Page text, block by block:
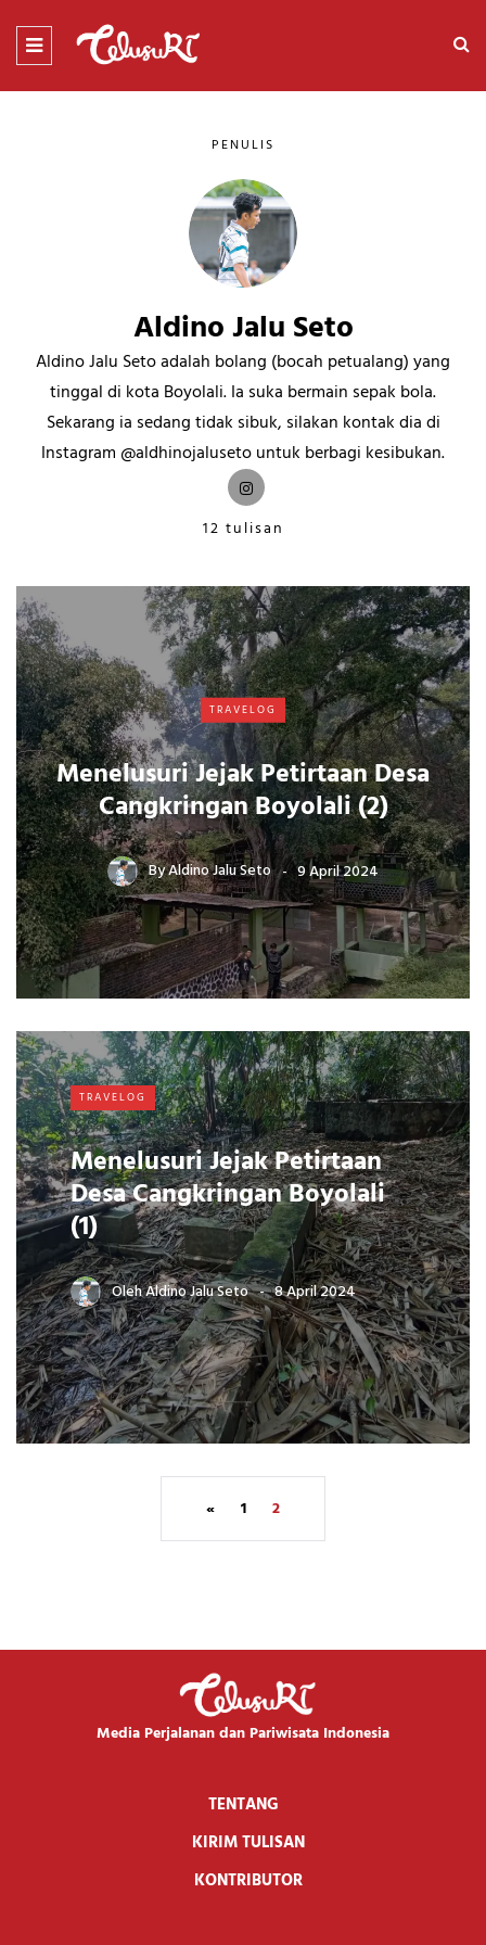
PENULIS
Aldino Jalu Seto
Aldino Jalu Seto adalah bolang (bocah petualang) yang
tinggal di kota Boyolali. Ia suka bermain sepak bola.
Sekarang ia sedang tidak sibuk, silakan kontak dia di
Instagram @aldhinojaluseto untuk berbagi kesibukan.
12 tulisan
TRAVELOG
Menelusuri Jejak Petirtaan Desa
Cangkringan Boyolali (2)
ByAldino Jalu Seto 9 April 2024
TRAVELOG
Menelusuri Jejak Petirtaan
Desa Cangkringan Boyolali
(1)
OlehAldino Jalu Seto 8 April 2024
« 1 2
Media Perjalanan dan Pariwisata Indonesia
TENTANG
KIRIM TULISAN
KONTRIBUTOR